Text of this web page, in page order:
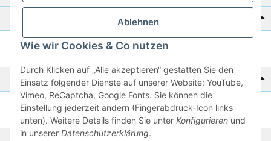
Ablehnen
Wie wir Cookies & Co nutzen
Durch Klicken auf „Alle akzeptieren“ gestatten Sie den
Einsatz folgender Dienste auf unserer Website: YouTube,
Vimeo, ReCaptcha, Google Fonts. Sie können die
Einstellung jederzeit ändern (Fingerabdruck-Icon links
unten). Weitere Details finden Sie unter Konfigurieren und
in unserer Datenschutzerklärung.
Katalog zur Hand?
Zur Schnellbestellung
Noch kein Katalog?
Preisliste anschauen